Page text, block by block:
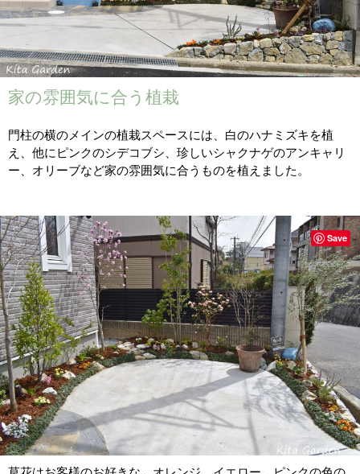
家の雰囲気に合う植栽
門柱の横のメインの植栽スペースには、白のハナミズキを植
え、他にピンクのシデコブシ、珍しいシャクナゲのアンキャリ
ー、オリーブなど家の雰囲気に合うものを植えました。
Save